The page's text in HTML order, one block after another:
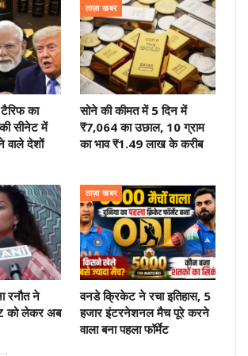
का
सीनेट में
देशों
ताज़ा खबर
सोने की कीमत में 5 दिन में
₹7,064 का उछाल, 10 ग्राम
का भाव ₹1.49 लाख के करीब
रनौत ने
को लेकर अब
ताज़ा खबर
वनडे क्रिकेट ने रचा इतिहास, 5
हजार इंटरनेशनल मैच पूरे करने
वाला बना पहला फॉर्मेट